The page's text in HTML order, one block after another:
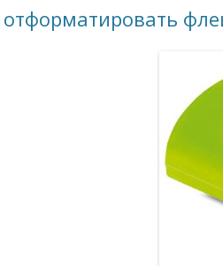
отформатировать